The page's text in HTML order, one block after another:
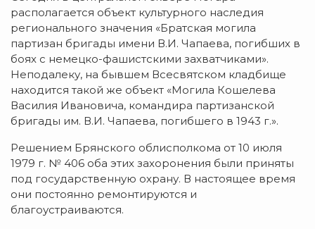
располагается объект культурного наследия
регионального значения «Братская могила
партизан бригады имени В.И. Чапаева, погибших в
боях с немецко-фашистскими захватчиками».
Неподалеку, на бывшем Всесвятском кладбище
находится такой же объект «Могила Кошелева
Василия Ивановича, командира партизанской
бригады им. В.И. Чапаева, погибшего в 1943 г.».
Решением Брянского облисполкома от 10 июля
1979 г. № 406 оба этих захоронения были приняты
под государственную охрану. В настоящее время
они постоянно ремонтируются и
благоустраиваются.